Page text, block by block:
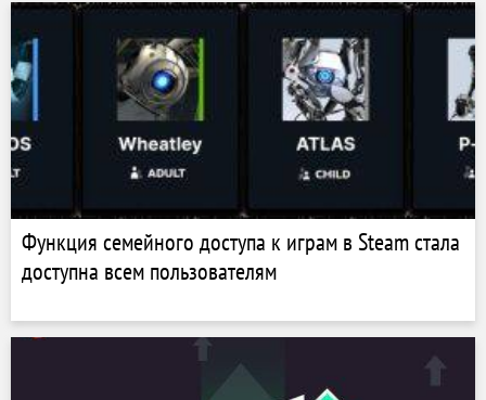
Функция семейного доступа к играм в Steam стала
доступна всем пользователям